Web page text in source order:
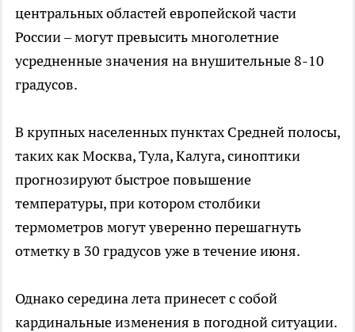
центральных областей европейской части
России – могут превысить многолетние
усредненные значения на внушительные 8-10
градусов.
В крупных населенных пунктах Средней полосы,
таких как Москва, Тула, Калуга, синоптики
прогнозируют быстрое повышение
температуры, при котором столбики
термометров могут уверенно перешагнуть
отметку в 30 градусов уже в течение июня.
Однако середина лета принесет с собой
кардинальные изменения в погодной ситуации.